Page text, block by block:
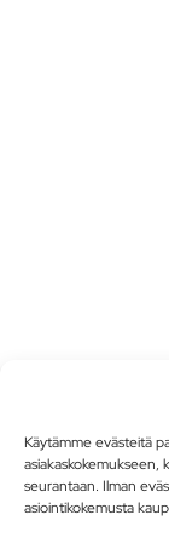
Käytämme evästeitä
seurantaan. Ilman
asiointikokemusta